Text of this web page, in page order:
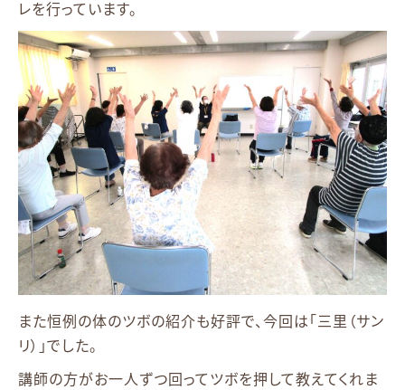
レを行っています。
また恒例の体のツボの紹介も好評で、今回は「三里（サン
リ）」でした。
講師の方がお一人ずつ回ってツボを押して教えてくれま